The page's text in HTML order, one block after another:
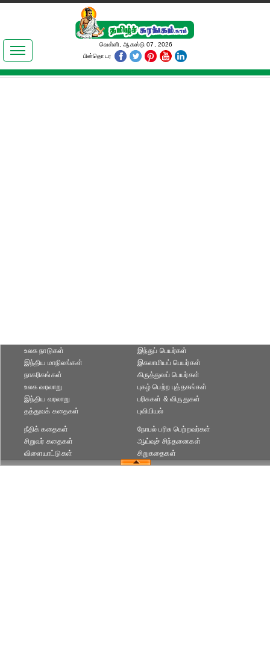
இலக்கியங்கள்
தமிழ் உலகம்
வெள்ளி, ஆகஸ்டு 07, 2026
பின்தொடர
உலக நாடுகள்
இந்திய மாநிலங்கள்
நாகரிகங்கள்
இந்துப் பெயர்கள்
இசுலாமியப் பெயர்கள்
கிருத்துவப் பெயர்கள்
உலக வரலாறு
இந்திய வரலாறு
தத்துவக் கதைகள்
புகழ் பெற்ற புத்தகங்கள்
பரிசுகள் & விருதுகள்
புவியியல்
நீதிக் கதைகள்
சிறுவர் கதைகள்
விளையாட்டுகள்
நோபல் பரிசு‎ பெற்றவர்‎கள்
ஆய்வுச் சிந்தனைகள்
சிறுகதைகள்